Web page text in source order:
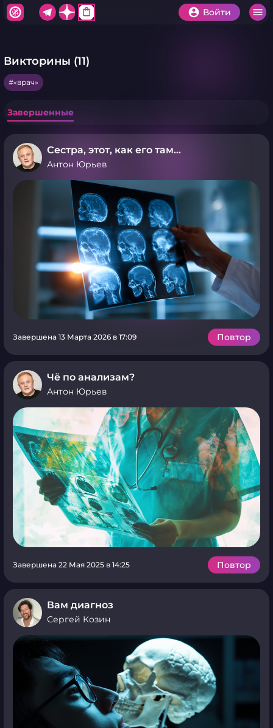
shopping_bag Войти
Викторины (11)
«врач»
Завершенные
Сестра, этот, как его там…
Антон Юрьев
Завершена 13 Марта 2026 в 17:09 Повтор
Чё по анализам?
Антон Юрьев
Завершена 22 Мая 2025 в 14:25 Повтор
Вам диагноз
Сергей Козин